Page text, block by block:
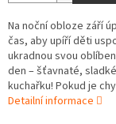
Na noční obloze září
čas, aby upíří děti
ukradnou svou
den – šťavnaté,
kuchařku! Pokud je
Detailní informace